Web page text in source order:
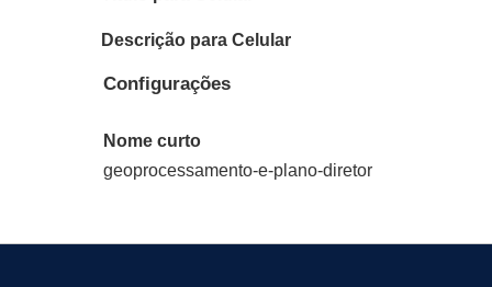
Descrição para Celular
Configurações
Nome curto
geoprocessamento-e-plano-diretor